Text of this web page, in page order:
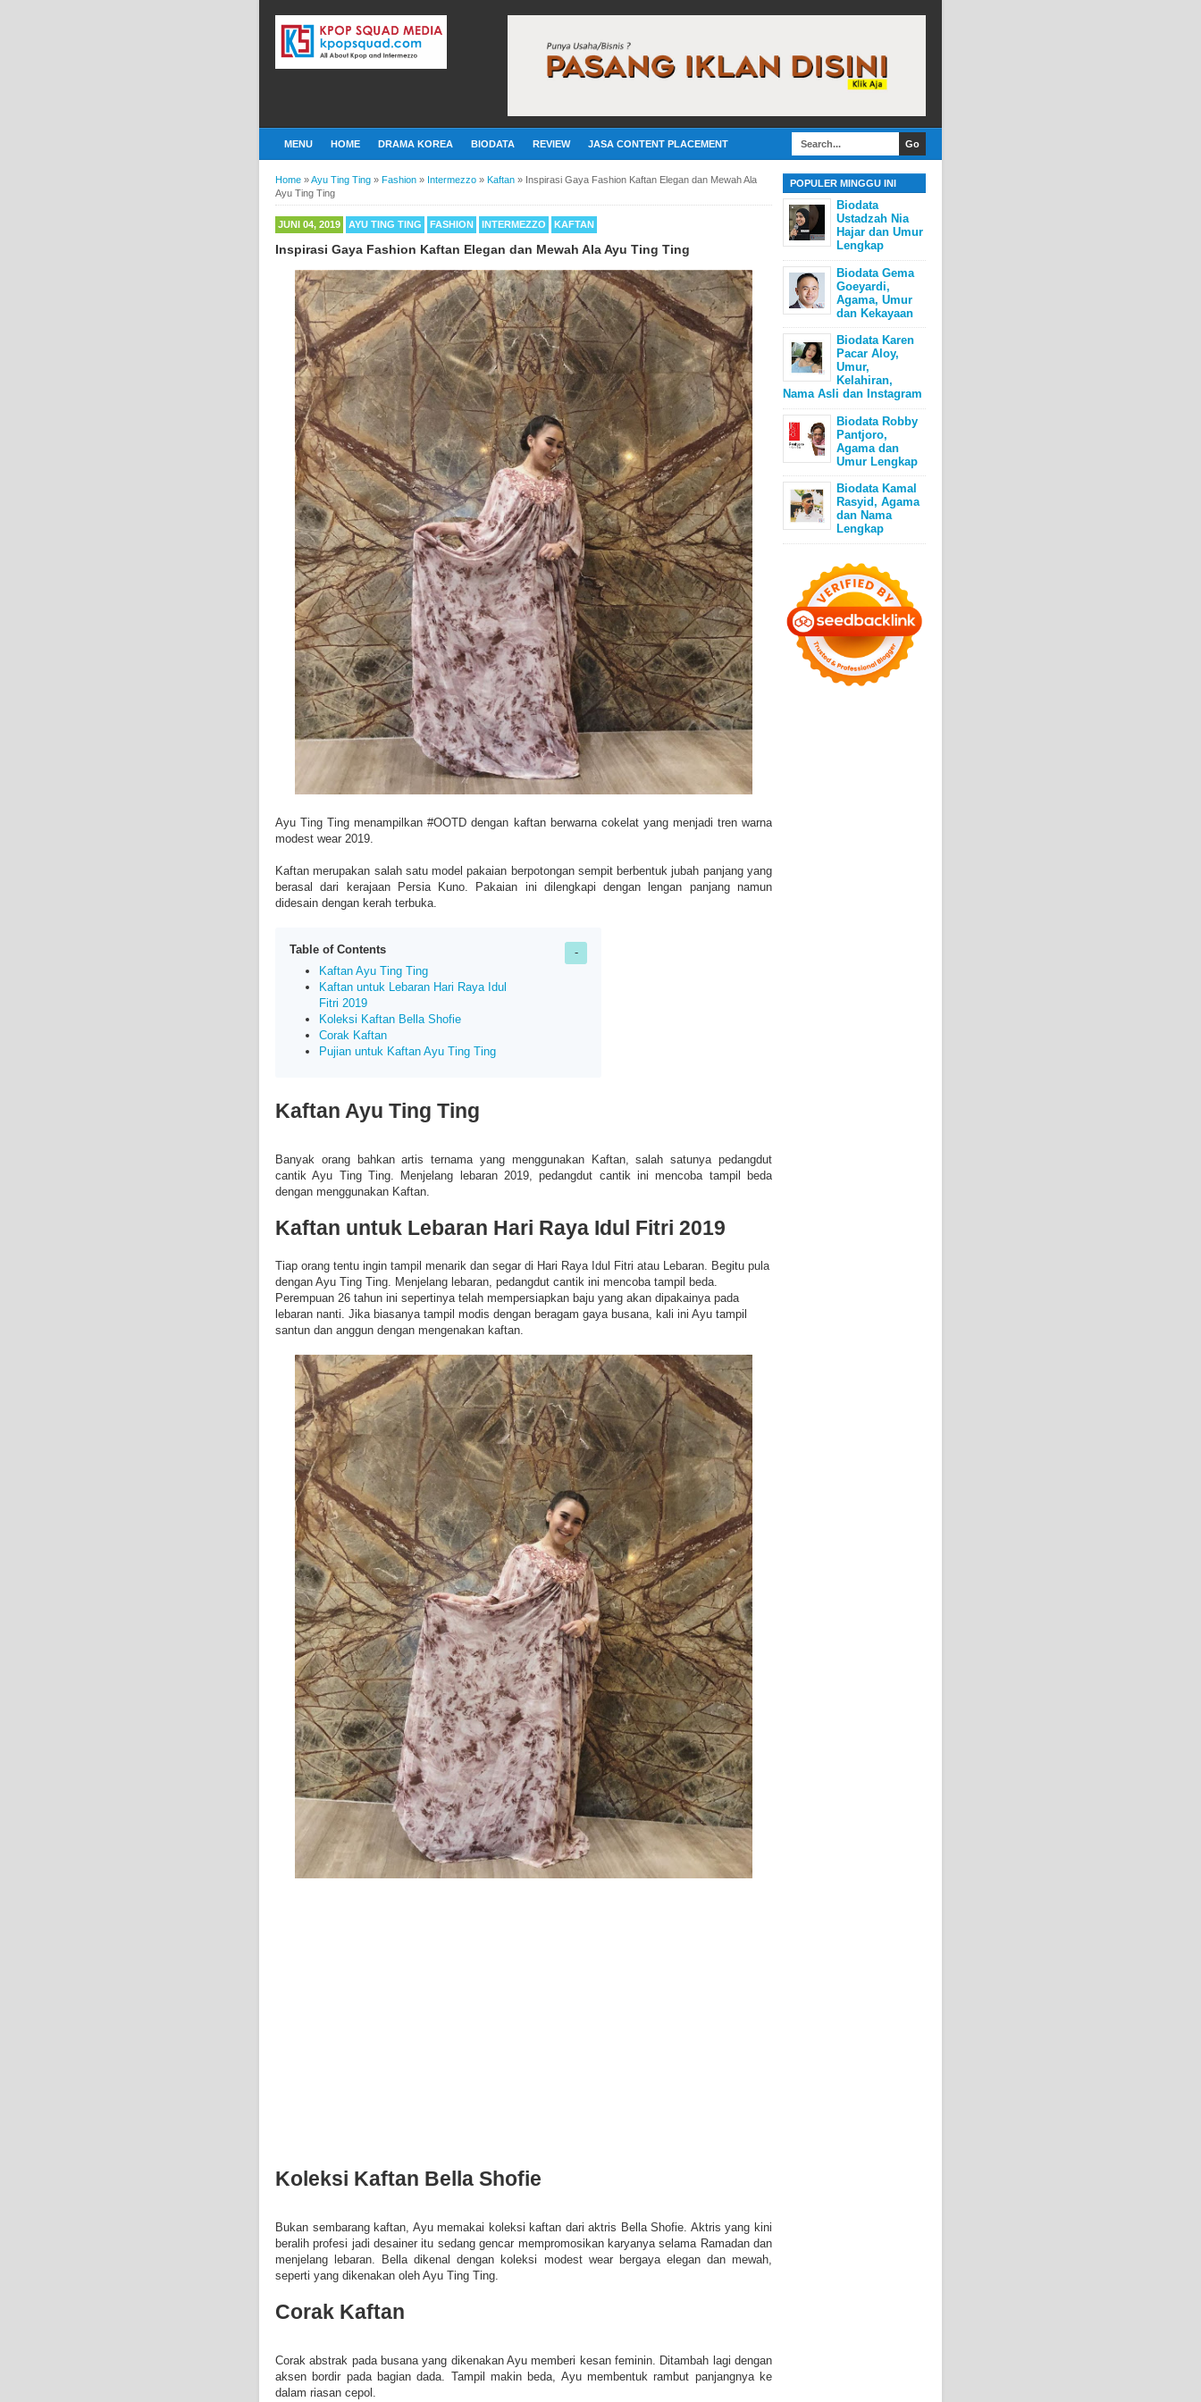
MENU HOME DRAMA KOREA BIODATA REVIEW JASA CONTENT PLACEMENT
Home »Ayu Ting Ting » Fashion » Intermezzo » Kaftan » Inspirasi Gaya Fashion Kaftan Elegan dan Mewah Ala
Ayu Ting Ting
JUNI 04, 2019 AYU TING TING FASHION INTERMEZZO KAFTAN
Inspirasi Gaya Fashion Kaftan Elegan dan Mewah Ala Ayu Ting Ting
Ayu Ting Ting menampilkan #OOTD dengan kaftan berwarna cokelat yang menjadi tren warna
modest wear 2019.
Kaftan merupakan salah satu model pakaian berpotongan sempit berbentuk jubah panjang yang
berasal dari kerajaan Persia Kuno. Pakaian ini dilengkapi dengan lengan panjang namun
didesain dengan kerah terbuka.
Table of Contents
Kaftan Ayu Ting Ting
Kaftan untuk Lebaran Hari Raya Idul
Fitri 2019
Koleksi Kaftan Bella Shofie
Corak Kaftan
Pujian untuk Kaftan Ayu Ting Ting
Kaftan Ayu Ting Ting
Banyak orang bahkan artis ternama yang menggunakan Kaftan, salah satunya pedangdut
cantik Ayu Ting Ting. Menjelang lebaran 2019, pedangdut cantik ini mencoba tampil beda
dengan menggunakan Kaftan.
Kaftan untuk Lebaran Hari Raya Idul Fitri 2019
Tiap orang tentu ingin tampil menarik dan segar di Hari Raya Idul Fitri atau Lebaran. Begitu pula
dengan Ayu Ting Ting. Menjelang lebaran, pedangdut cantik ini mencoba tampil beda.
Perempuan 26 tahun ini sepertinya telah mempersiapkan baju yang akan dipakainya pada
lebaran nanti. Jika biasanya tampil modis dengan beragam gaya busana, kali ini Ayu tampil
santun dan anggun dengan mengenakan kaftan.
Koleksi Kaftan Bella Shofie
Bukan sembarang kaftan, Ayu memakai koleksi kaftan dari aktris Bella Shofie. Aktris yang kini
beralih profesi jadi desainer itu sedang gencar mempromosikan karyanya selama Ramadan dan
menjelang lebaran. Bella dikenal dengan koleksi modest wear bergaya elegan dan mewah,
seperti yang dikenakan oleh Ayu Ting Ting.
Corak Kaftan
Corak abstrak pada busana yang dikenakan Ayu memberi kesan feminin. Ditambah lagi dengan
aksen bordir pada bagian dada. Tampil makin beda, Ayu membentuk rambut panjangnya ke
dalam riasan cepol.
POPULER MINGGU INI
Biodata
Ustadzah Nia
Hajar dan Umur
Lengkap
Biodata Gema
Goeyardi,
Agama, Umur
dan Kekayaan
Biodata Karen
Pacar Aloy,
Umur,
Kelahiran,
Nama Asli dan Instagram
Biodata Robby
Pantjoro,
Agama dan
Umur Lengkap
Biodata Kamal
Rasyid, Agama
dan Nama
Lengkap